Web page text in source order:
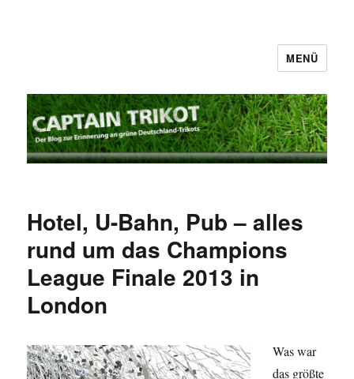
MENÜ
Hotel, U-Bahn, Pub – alles
rund um das Champions
League Finale 2013 in
London
Was war
das größte